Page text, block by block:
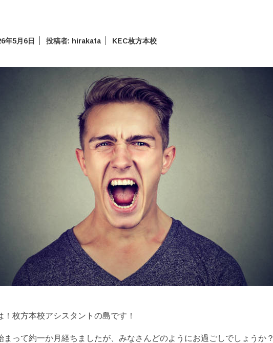
年5月6日 投稿者: hirakata KEC枚方本校
！枚方本校アシスタントの島です！
まって約一か月経ちましたが、みなさんどのようにお過ごしでしょうか？